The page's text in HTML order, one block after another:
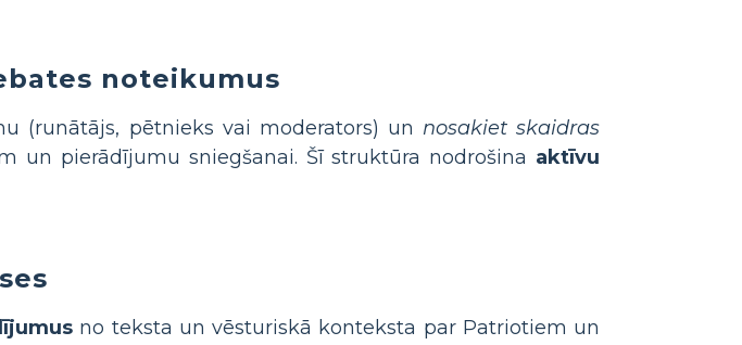
noteikumus
(runātājs, pētnieks vai moderators) un nosakiet skaidras
un pierādījumu sniegšanai. Šī struktūra nodrošina aktīvu
no teksta un vēsturiskā konteksta par Patriotiem un